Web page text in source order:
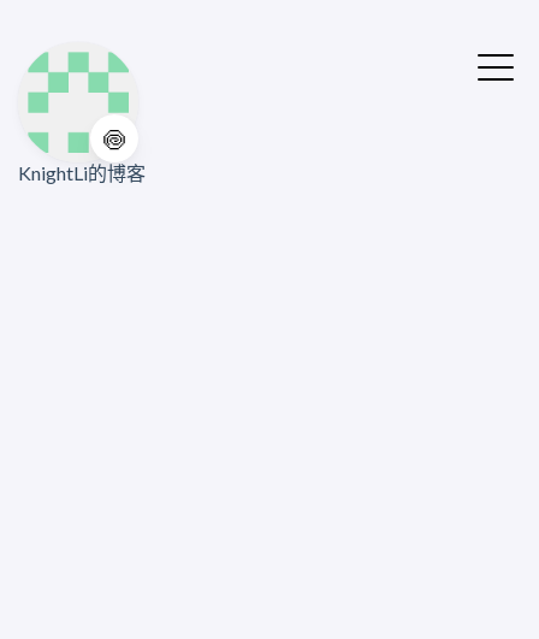
🍥
KnightLi的博客